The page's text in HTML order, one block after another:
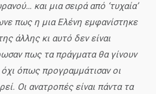
και μια σειρά από ‘τυχαία’
πως η μια Ελένη εμφανίστηκε
άλλης κι αυτό δεν είναι
πως τα πράγματα θα γίνουν
όπως προγραμμάτισαν οι
Οι ανατροπές είναι πάντα τα